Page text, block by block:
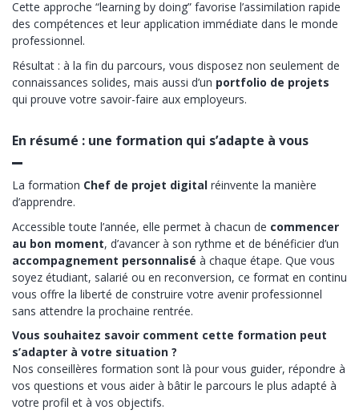
Cette approche “learning by doing” favorise l’assimilation rapide
des compétences et leur application immédiate dans le monde
professionnel.
Résultat : à la fin du parcours, vous disposez non seulement de
connaissances solides, mais aussi d’un portfolio de projets
qui prouve votre savoir-faire aux employeurs.
En résumé : une formation qui s’adapte à vous
La formation Chef de projet digital réinvente la manière
d’apprendre.
Accessible toute l’année, elle permet à chacun de commencer
au bon moment, d’avancer à son rythme et de bénéficier d’un
accompagnement personnalisé à chaque étape. Que vous
soyez étudiant, salarié ou en reconversion, ce format en continu
vous offre la liberté de construire votre avenir professionnel
sans attendre la prochaine rentrée.
Vous souhaitez savoir comment cette formation peut
s’adapter à votre situation ?
Nos conseillères formation sont là pour vous guider, répondre à
vos questions et vous aider à bâtir le parcours le plus adapté à
votre profil et à vos objectifs.